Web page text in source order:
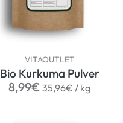
VITAOUTLET
Bio Kurkuma Pulver
Normaler
8,99€ 35,96€ / per
kg